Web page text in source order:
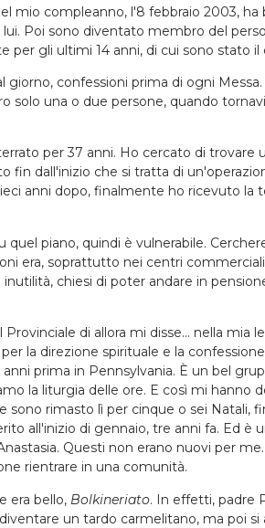
compleanno, l'8 febbraio 2003,
Poi sono diventato membro del
gli ultimi 14 anni, di cui sono stato il
confessioni prima di ogni
solo una o due persone, quando
per 37 anni. Ho cercato di
dall'inizio che si tratta di
anni dopo, finalmente ho ricevuto
piano, quindi è vulnerabile.
era, soprattutto nei centri
chiesi di poter andare in
di allora mi disse... nella
la direzione spirituale e la
prima in Pennsylvania. È un bel
la liturgia delle ore. E così mi hanno
rimasto lì per cinque o sei Natali,
all'inizio di gennaio, tre anni fa. Ed è
Questi non erano nuovi per
rientrare in una comunità.
era bello, Bolkineriato. In effetti, padre
un tardo carmelitano, ma poi